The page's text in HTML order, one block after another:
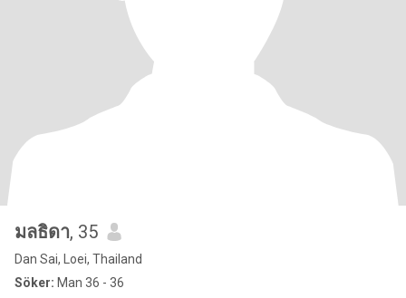
มลธิดา, 35
Dan Sai, Loei, Thailand
Söker: Man 36 - 36